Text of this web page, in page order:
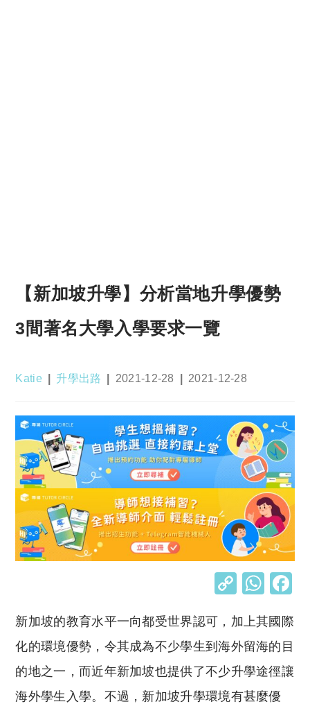
【新加坡升學】分析當地升學優勢
3間著名大學入學要求一覽
Post
Katie
Post
升學出路
Post
2021-12-28
Post
2021-12-28
C
p
y
Li
n
W
at
s
A
p
新加坡的教育水平一向都受世界認可，加上其國際
化的環境優勢，令其成為不少學生到海外留海的目
的地之一，而近年新加坡也提供了不少升學途徑讓
海外學生入學。不過，新加坡升學環境有甚麼優